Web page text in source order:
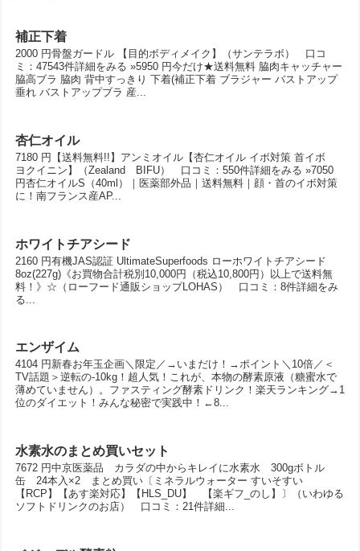
補正下着
2000 円骨盤ガードル 【目的ボディメイク】（サンテラボ） 口コ
ミ：47543件詳細をみる »5950 円今だけ★送料無料 脇肉キャッチャー
脇高ブラ 脇肉 背中すっきり 下着(補正下着 ブラジャー バストアップ
垂れ バストアップブラ 産...
杏仁オイル
7180 円【送料無料!!】アンミオイル【杏仁オイル イボ対策 首イボ
ヨクイニン】（Zealand BIFU） 口コミ：550件詳細をみる »7050
円杏仁オイルS（40ml）｜医薬部外品｜送料無料｜顔・首のイボ対策
に！南フランス産AP...
ホワイトチアシード
2160 円有機JAS認証 UltimateSuperfoods ローホワイトチアシード
8oz(227g)《お買物合計税別10,000円（税込10,800円）以上で送料無
料！》☆（ローフード通販ショップLOHAS） 口コミ：8件詳細をみ
る...
エンザイム
4104 円新春お年玉企画＼限定／→いまだけ！→ポイント＼10倍／＜
TV話題＞逆転の-10kg！超人気！これが、本物の酵素原液（糖蜜水で
薄めていません）。ファスティング酵素ドリンク！楽天ランキング→1
位のダイエット！みんな秘密で実践中！←8...
水素水のまとめ買いセット
7672 円中京医薬品 カラダの中からキレイに水素水 300gボトル
缶 24本入×2 まとめ買い〔ミネラルウォーター すいそすい
【RCP】【あす楽対応】【HLS_DU】 【楽ギフ_のし】〕（いわゆる
ソフトドリンクのお店） 口コミ：21件詳細...